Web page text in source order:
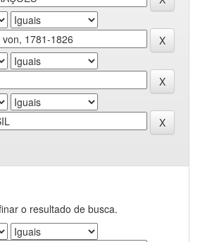
o resultado de busca.